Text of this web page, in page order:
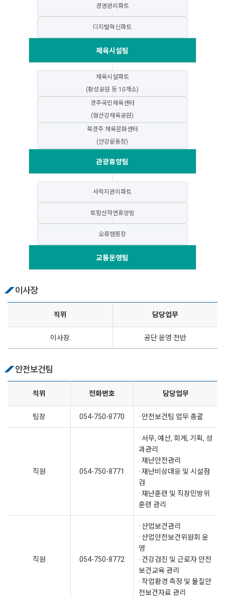
경영관리파트
디지털혁신파트
체육시설팀
체육시설파트
(황성공원 등 10개소)
경주국민체육센터
(형산강체육공원)
북경주 체육문화센터
(안강운동장)
관광휴양팀
사적지관리파트
토함산자연휴양림
오류캠핑장
교통운영팀
이사장
직위 담당업무
이사장 공단 운영 전반
안전보건팀
직위 전화번호 담당업무
팀장 054-750-8770 · 안전보건팀 업무 총괄
직원 054-750-8771
· 서무, 예산, 회계, 기획, 성
과관리
· 재난안전관리
· 재난비상대응 및 시설점
검
· 재난훈련 및 직장민방위
훈련 관리
직원 054-750-8772
· 산업보건관리
· 산업안전보건위원회 운
영
· 건강검진 및 근로자 안전
보건교육 관리
· 작업환경 측정 및 물질안
전보건자료 관리